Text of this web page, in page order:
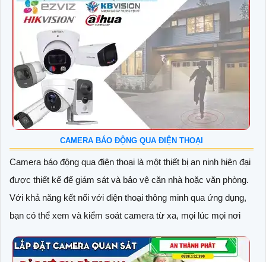
CAMERA BÁO ĐỘNG QUA ĐIỆN THOẠI
Camera báo động qua điện thoại là một thiết bị an ninh hiện đại
được thiết kế để giám sát và bảo vệ căn nhà hoặc văn phòng.
Với khả năng kết nối với điện thoại thông minh qua ứng dụng,
bạn có thể xem và kiểm soát camera từ xa, mọi lúc mọi nơi